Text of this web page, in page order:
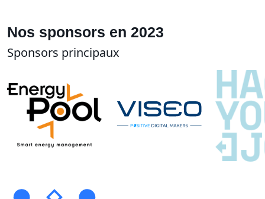
Nos sponsors en 2023
Sponsors principaux